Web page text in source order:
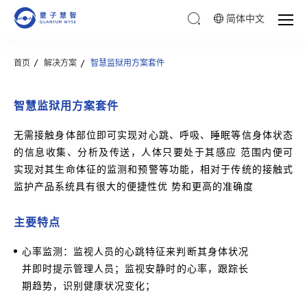
简体中文
首页 解决方案 智慧监狱用方案套件
智慧监狱用方案套件
无需接触身体部位即可实现对心跳、呼吸、睡眠等信身体状态
的信息收集、分析及传送，人体只要处于其感应 范围内便可
实现对其生命体征的监测和预警等功能，相对于传统的接触式
监护产品系统具有很大的便捷性优 势和更高的准确度
主要特点
心率监测：监视人员的心跳特征来判断其身体状况
并即时提示管理人员；监视安静时的心率，跟踪长
期趋势，识别健康状况变化；